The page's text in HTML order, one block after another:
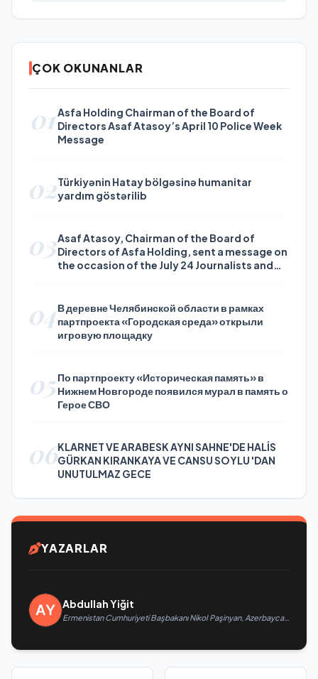
ÇOK OKUNANLAR
01Asfa Holding Chairman of the Board of
Directors Asaf Atasoy’s April 10 Police Week
Message
02Türkiyənin Hatay bölgəsinə humanitar
yardım göstərilib
03Asaf Atasoy, Chairman of the Board of
Directors of Asfa Holding, sent a message on
the occasion of the July 24 Journalists and
04В деревне Челябинской области в рамках
партпроекта «Городская среда» открыли
игровую площадку
05По партпроекту «Историческая память» в
Нижнем Новгороде появился мурал в память о
Герое СВО
06KLARNET VE ARABESK AYNI SAHNE'DE HALİS
GÜRKAN KIRANKAYA VE CANSU SOYLU 'DAN
UNUTULMAZ GECE
YAZARLAR
Abdullah Yiğit
Ermenistan Cumhuriyeti Başbakanı Nikol Paşinyan, Azerbaycan